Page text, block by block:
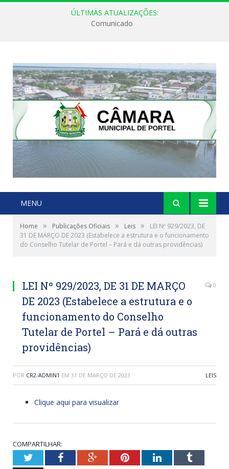
ÚLTIMAS ATUALIZAÇÕES:
Comunicado
MENU
Home » Publicações Oficiais » Leis »
LEI Nº 929/2023, DE
31 DE MARÇO DE 2023 (Estabelece a estrutura e o funcionamento
do Conselho Tutelar de Portel – Pará e dá outras providências)
LEI Nº 929/2023, DE 31 DE MARÇO
DE 2023 (Estabelece a estrutura e o
funcionamento do Conselho
Tutelar de Portel – Pará e dá outras
providências)
0
POR CR2-ADMIN1 EM 31 DE MARÇO DE 2023 LEIS
Clique aqui para visualizar
COMPARTILHAR:
TwitterFacebookGoogle+PinterestLinkedInTumblr